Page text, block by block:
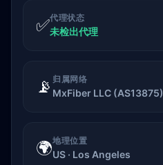
✅代理状态
未检出代理
📡 归属网络
MxFiber LLC (AS13875)
🌍地理位置
US · Los Angeles